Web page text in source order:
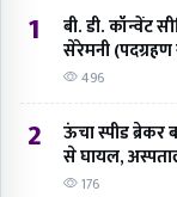
1
बी. डी. कॉन्वेंट
सेरेमनी (पदग्रहण
496
2
ऊंचा स्पीड ब्रेकर
से घायल,
176